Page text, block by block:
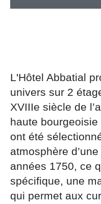
L'Hôtel Abbatial
univers sur 2
XVIIIe siècle de
haute
ont été
atmosphère
années 1750, ce
spécifique, une
qui permet aux
mention contraire).
concernant, que vous
demande par courriel
par courrier signé
d’identité à l’adresse
Tourisme - 48
54035 NANCY cedex
reCAPTCHA